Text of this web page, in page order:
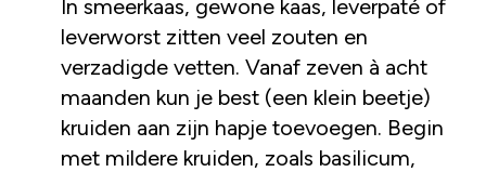
In smeerkaas, gewone kaas, leverpaté of
leverworst zitten veel zouten en
verzadigde vetten. Vanaf zeven à acht
maanden kun je best (een klein beetje)
kruiden aan zijn hapje toevoegen. Begin
met mildere kruiden, zoals basilicum,